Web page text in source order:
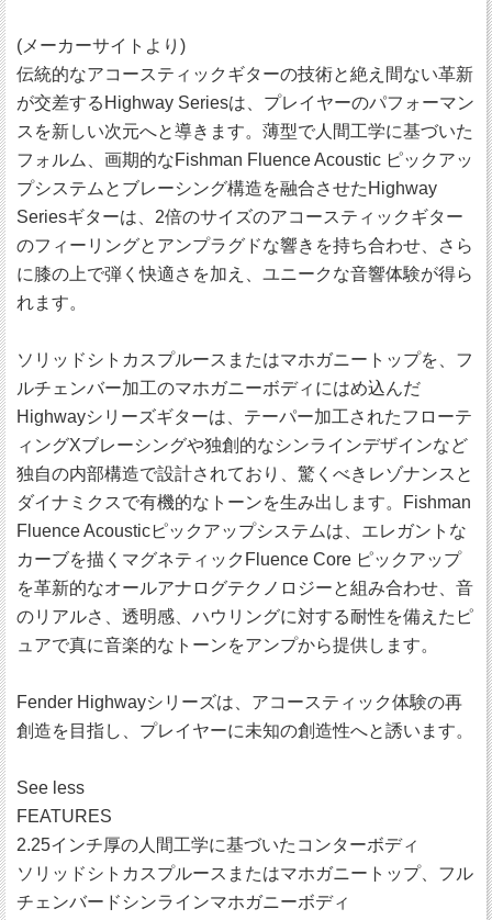
(メーカーサイトより)
伝統的なアコースティックギターの技術と絶え間ない革新
が交差するHighway Seriesは、プレイヤーのパフォーマン
スを新しい次元へと導きます。薄型で人間工学に基づいた
フォルム、画期的なFishman Fluence Acoustic ピックアッ
プシステムとブレーシング構造を融合させたHighway
Seriesギターは、2倍のサイズのアコースティックギター
のフィーリングとアンプラグドな響きを持ち合わせ、さら
に膝の上で弾く快適さを加え、ユニークな音響体験が得ら
れます。
ソリッドシトカスプルースまたはマホガニートップを、フ
ルチェンバー加工のマホガニーボディにはめ込んだ
Highwayシリーズギターは、テーパー加工されたフローテ
ィングXブレーシングや独創的なシンラインデザインなど
独自の内部構造で設計されており、驚くべきレゾナンスと
ダイナミクスで有機的なトーンを生み出します。Fishman
Fluence Acousticピックアップシステムは、エレガントな
カーブを描くマグネティックFluence Core ピックアップ
を革新的なオールアナログテクノロジーと組み合わせ、音
のリアルさ、透明感、ハウリングに対する耐性を備えたピ
ュアで真に音楽的なトーンをアンプから提供します。
Fender Highwayシリーズは、アコースティック体験の再
創造を目指し、プレイヤーに未知の創造性へと誘います。
See less
FEATURES
2.25インチ厚の人間工学に基づいたコンターボディ
ソリッドシトカスプルースまたはマホガニートップ、フル
チェンバードシンラインマホガニーボディ